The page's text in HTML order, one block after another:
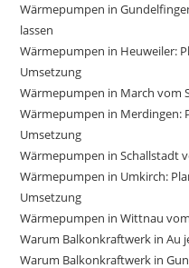
Wärmepumpen in
lassen
Wärmepumpen in Heuweiler:
Umsetzung
Wärmepumpen in March vom
Wärmepumpen in Merdingen:
Umsetzung
Wärmepumpen in Schallstadt
Wärmepumpen in Umkirch:
Umsetzung
Wärmepumpen in Wittnau
Warum Balkonkraftwerk in Au
Warum Balkonkraftwerk in